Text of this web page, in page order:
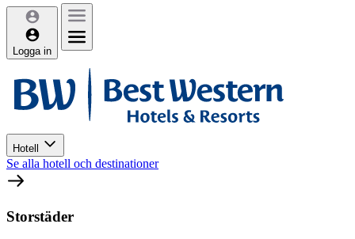
Logga in
Hotell
Se alla hotell och destinationer
Storstäder